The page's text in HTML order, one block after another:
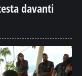
davanti